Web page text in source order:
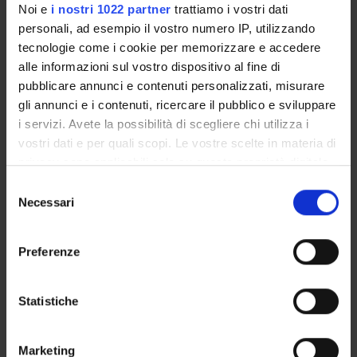
Noi e i nostri 1022 partner trattiamo i vostri dati
personali, ad esempio il vostro numero IP, utilizzando
tecnologie come i cookie per memorizzare e accedere
alle informazioni sul vostro dispositivo al fine di
pubblicare annunci e contenuti personalizzati, misurare
gli annunci e i contenuti, ricercare il pubblico e sviluppare
i servizi. Avete la possibilità di scegliere chi utilizza i
vostri dati e per quali scopi. Le vostre scelte in materia di
privacy sono applicabili solo su questa proprietà digitale
modificare o revocare il proprio consenso in qualsiasi
momento dalla Dichiarazione sui cookie o facendo clic
raccogliere informazioni sulla tua posizione
geografica, con un'approssimazione di qualche
delNecessari
Preferenze
Statistiche
Marketing
89166
Handle IRIS:
11562/930030
ultima modifica:
15 novembre 2022
Citazione bibliografica:
Stefana, Alberto;Lavelli, Manuela ,I padri dei bambini nati
pretermine: una risorsa su cui investire«PSICOLOGIA
188
istituzionale della Ricerca di Ateneo
PROGETTI COLLEGATI